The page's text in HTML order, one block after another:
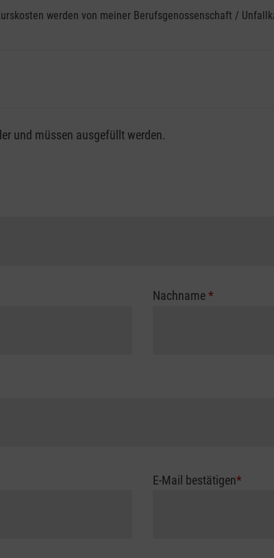
werden von meiner Berufsgenossenschaft /
/ Unfallkasse nutzen, beachten Sie
vollen Kursgebühr als Selbstzahler.
und müssen ausgefüllt werden.
Nachname*
E-Mail bestätigen*